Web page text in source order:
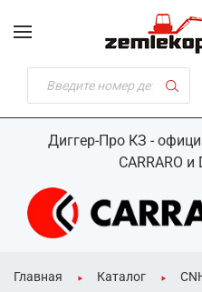
Диггер-Про КЗ -
CARRARO и
Главная Каталог